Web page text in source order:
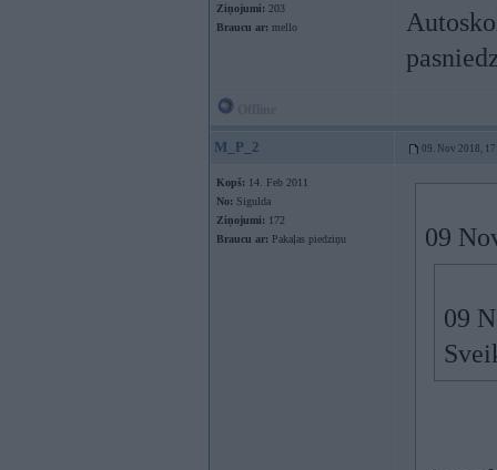
Ziņojumi: 203
Braucu ar: mello
M_P_2 09. Nov 2018,
Kopš: 14. Feb 2011
No: Sigulda
Ziņojumi: 172
Braucu ar: Pakaļas piedziņu 09
09